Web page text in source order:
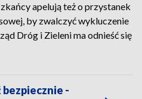
apelują też o przystanek
by zwalczyć wykluczenie
Dróg i Zieleni ma odnieść się
bezpiecznie -